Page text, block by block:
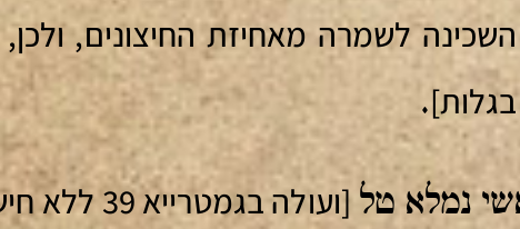
לשמרה מאחיזת החיצונים, ולכן,
.
נמלא טל
[ועולה